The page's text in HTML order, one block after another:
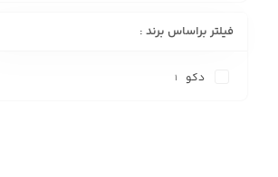
فیلتر براساس برند :
دکو 1